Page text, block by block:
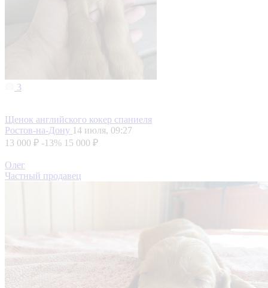
3
Щенок английского кокер спаниеля
Ростов-на-Дону 14 июля, 09:27
13 000 ₽ -13% 15 000 ₽
Олег
Частный продавец